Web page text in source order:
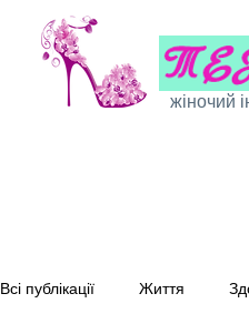
жіночий
Всі публікації Життя